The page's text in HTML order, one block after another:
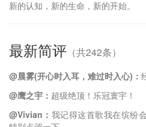
新的认知，新的生命，新的开始。
最新简评 （共242条）
@晨雾(开心时入耳，难过时入心)：
@鹰之宇： 超级绝顶！乐冠寰宇！
@Vivian： 我记得这首歌我在缤纷